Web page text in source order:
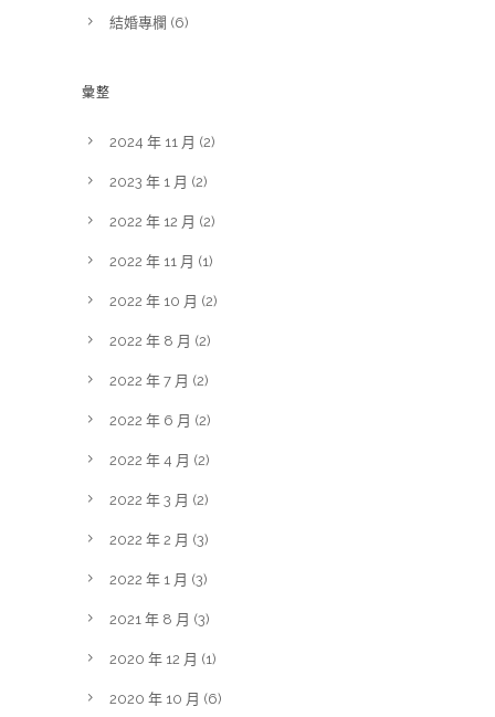
結婚專欄 (6)
彙整
2024 年 11 月 (2)
2023 年 1 月 (2)
2022 年 12 月 (2)
2022 年 11 月 (1)
2022 年 10 月 (2)
2022 年 8 月 (2)
2022 年 7 月 (2)
2022 年 6 月 (2)
2022 年 4 月 (2)
2022 年 3 月 (2)
2022 年 2 月 (3)
2022 年 1 月 (3)
2021 年 8 月 (3)
2020 年 12 月 (1)
2020 年 10 月 (6)